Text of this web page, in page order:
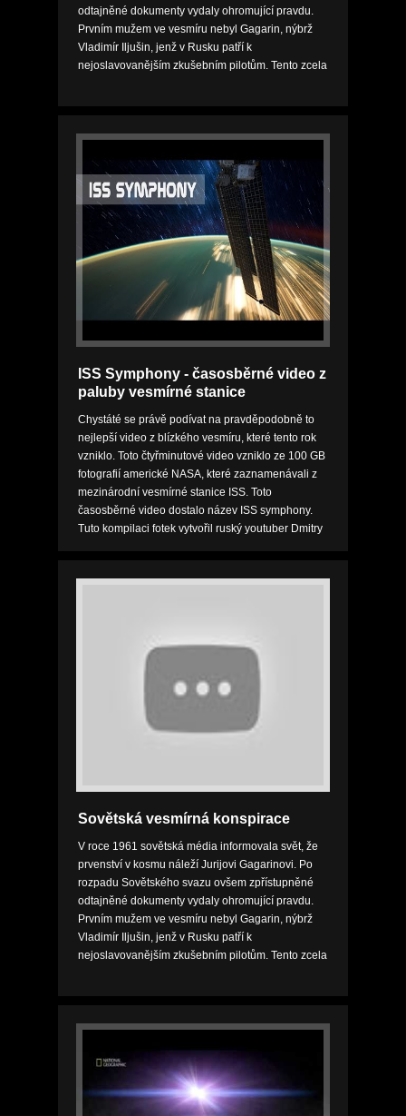
odtajněné dokumenty vydaly ohromující pravdu.
Prvním mužem ve vesmíru nebyl Gagarin, nýbrž
Vladimír Iljušin, jenž v Rusku patří k
nejoslavovanějším zkušebním pilotům. Tento zcela
ISS Symphony - časosběrné video z
paluby vesmírné stanice
Chystáté se právě podívat na pravděpodobně to
nejlepší video z blízkého vesmíru, které tento rok
vzniklo. Toto čtyřminutové video vzniklo ze 100 GB
fotografií americké NASA, které zaznamenávali z
mezinárodní vesmírné stanice ISS. Toto
časosběrné video dostalo název ISS symphony.
Tuto kompilaci fotek vytvořil ruský youtuber Dmitry
Sovětská vesmírná konspirace
V roce 1961 sovětská média informovala svět, že
prvenství v kosmu náleží Jurijovi Gagarinovi. Po
rozpadu Sovětského svazu ovšem zpřístupněné
odtajněné dokumenty vydaly ohromující pravdu.
Prvním mužem ve vesmíru nebyl Gagarin, nýbrž
Vladimír Iljušin, jenž v Rusku patří k
nejoslavovanějším zkušebním pilotům. Tento zcela